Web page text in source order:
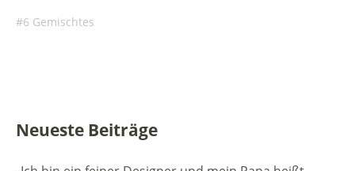
6 Gemischtes
Neueste Beiträge